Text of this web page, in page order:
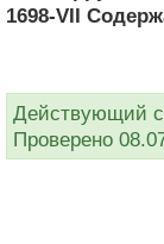
1698-VII
Действующий
Проверено